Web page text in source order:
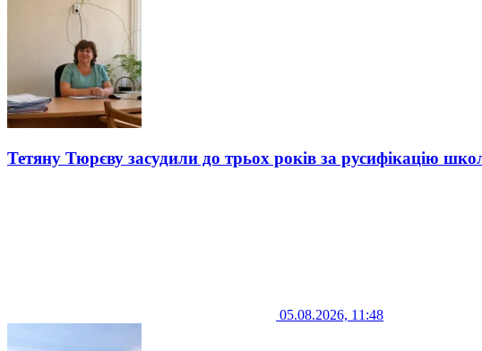
Тетяну Тюрєву засудили до трьох років за русифікацію
05.08.2026, 11:48